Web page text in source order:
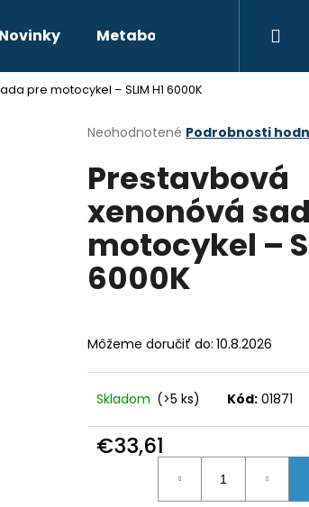
Novinky Metabond
pre motocykel – SLIM H1 6000K
Priemerné
produktu
je
z
5
hviezdičiek.
Neohodnotené Podrobnosti
Prestavbová
xenonóvá
motocykel –
6000K
Môžeme doručiť do: 10.8.2026
Skladom (>5 ks) Kód: 01871
€33,61
Jednotková
ŠPORTOVÝ VÝŠKOVO NASTAVITEĽNÝ
PODVOZOK JOM NA BMW 3ER, E46, 99-